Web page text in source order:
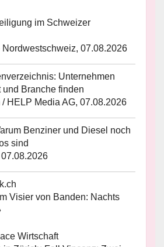
im Schweizer
07.08.2026
Unternehmen
und Branche finden
HELP Media AG, 07.08.2026
Benziner und Diesel noch
sind
Visier von Banden: Nachts